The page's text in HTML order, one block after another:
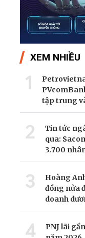
XEM NHIỀU
1
tập trung
2
Tin tức
qua:
3.700
3
Hoàng
đồng nửa
doanh
4
PNJ lãi